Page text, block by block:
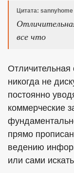
Цитата: sannyhome
все что
Отличительная
никогда не
постоянно
коммерческие
прямо
ведению
или сами